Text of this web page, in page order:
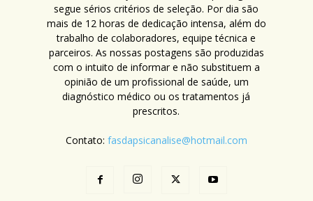
segue sérios critérios de seleção. Por dia são
mais de 12 horas de dedicação intensa, além do
trabalho de colaboradores, equipe técnica e
parceiros. As nossas postagens são produzidas
com o intuito de informar e não substituem a
opinião de um profissional de saúde, um
diagnóstico médico ou os tratamentos já
prescritos.
Contato: fasdapsicanalise@hotmail.com